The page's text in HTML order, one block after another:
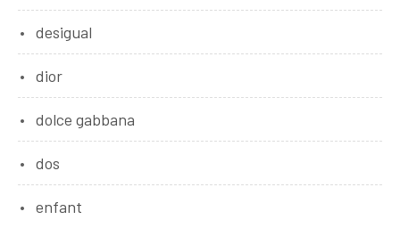
desigual
dior
dolce gabbana
dos
enfant